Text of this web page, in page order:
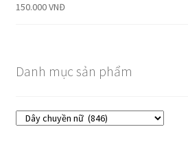
150.000VNĐ
Danh mục sản phẩm